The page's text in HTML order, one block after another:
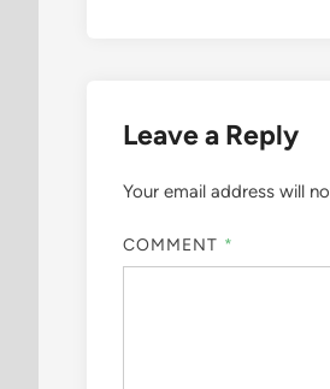
Leave a Reply
Your email address will
COMMENT *